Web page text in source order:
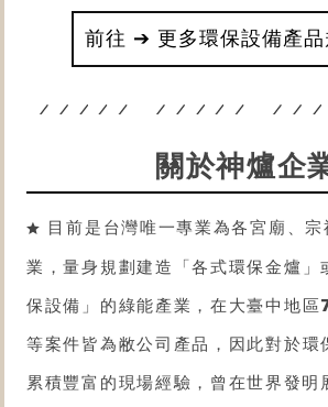
前往 ➔ 更多環保設備產品
關於神爐企
目前是台灣唯一專業為各宮廟、
業，量身規劃建造「各式環保金爐
保設備 」的綠能產業，在大臺中地區
等案件皆為敝公司產品，因此對於環
累積豐富的現場經驗，曾在世界發明